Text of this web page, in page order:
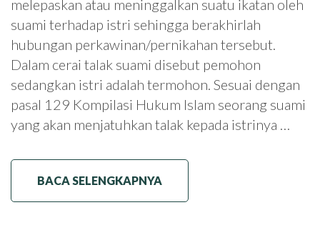
melepaskan atau meninggalkan suatu ikatan oleh
suami terhadap istri sehingga berakhirlah
hubungan perkawinan/pernikahan tersebut.
Dalam cerai talak suami disebut pemohon
sedangkan istri adalah termohon. Sesuai dengan
pasal 129 Kompilasi Hukum Islam seorang suami
yang akan menjatuhkan talak kepada istrinya …
BACA SELENGKAPNYA